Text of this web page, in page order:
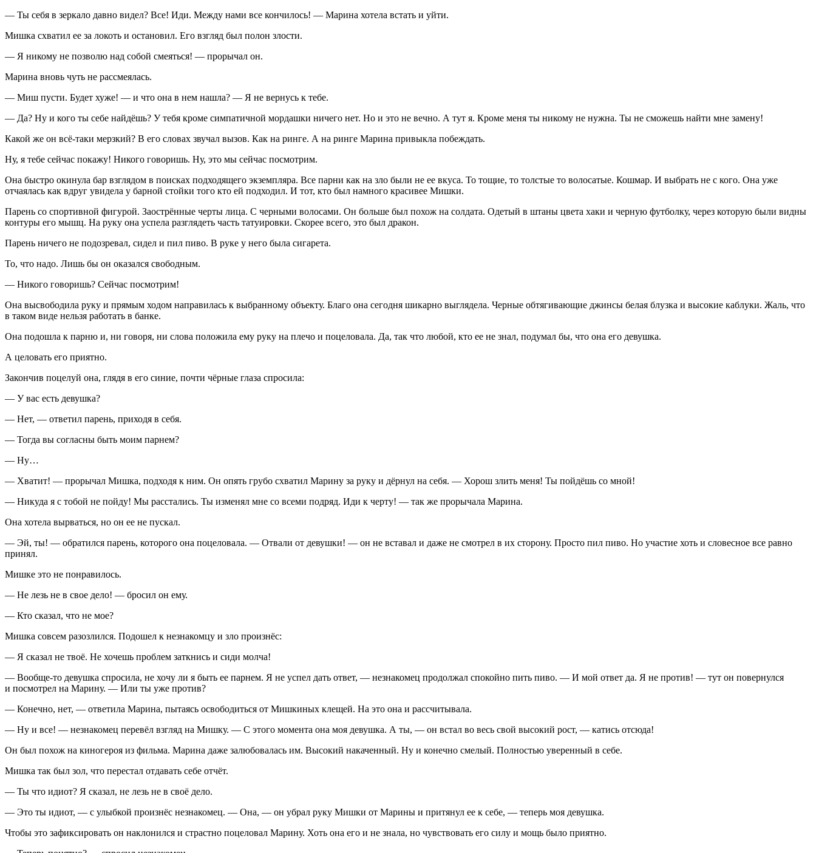
— Ты себя в зеркало давно видел? Все! Иди. Между нами все кончилось! — Марина хотела встать и уйти.
Мишка схватил ее за локоть и остановил. Его взгляд был полон злости.
— Я никому не позволю над собой смеяться! — прорычал он.
Марина вновь чуть не рассмеялась.
— Миш пусти. Будет хуже! — и что она в нем нашла? — Я не вернусь к тебе.
— Да? Ну и кого ты себе найдёшь? У тебя кроме симпатичной мордашки ничего нет. Но и это не вечно. А тут я. Кроме меня ты никому не нужна. Ты не сможешь найти мне замену!
Какой же он всё-таки мерзкий? В его словах звучал вызов. Как на ринге. А на ринге Марина привыкла побеждать.
Ну, я тебе сейчас покажу! Никого говоришь. Ну, это мы сейчас посмотрим.
Она быстро окинула бар взглядом в поисках подходящего экземпляра. Все парни как на зло были не ее вкуса. То тощие, то толстые то волосатые. Кошмар. И выбрать не с кого. Она уже
отчаялась как вдруг увидела у барной стойки того кто ей подходил. И тот, кто был намного красивее Мишки.
Парень со спортивной фигурой. Заострённые черты лица. С черными волосами. Он больше был похож на солдата. Одетый в штаны цвета хаки и черную футболку, через которую были видны
контуры его мышц. На руку она успела разглядеть часть татуировки. Скорее всего, это был дракон.
Парень ничего не подозревал, сидел и пил пиво. В руке у него была сигарета.
То, что надо. Лишь бы он оказался свободным.
— Никого говоришь? Сейчас посмотрим!
Она высвободила руку и прямым ходом направилась к выбранному объекту. Благо она сегодня шикарно выглядела. Черные обтягивающие джинсы белая блузка и высокие каблуки. Жаль, что
в таком виде нельзя работать в банке.
Она подошла к парню и, ни говоря, ни слова положила ему руку на плечо и поцеловала. Да, так что любой, кто ее не знал, подумал бы, что она его девушка.
А целовать его приятно.
Закончив поцелуй она, глядя в его синие, почти чёрные глаза спросила:
— У вас есть девушка?
— Нет, — ответил парень, приходя в себя.
— Тогда вы согласны быть моим парнем?
— Ну…
— Хватит! — прорычал Мишка, подходя к ним. Он опять грубо схватил Марину за руку и дёрнул на себя. — Хорош злить меня! Ты пойдёшь со мной!
— Никуда я с тобой не пойду! Мы расстались. Ты изменял мне со всеми подряд. Иди к черту! — так же прорычала Марина.
Она хотела вырваться, но он ее не пускал.
— Эй, ты! — обратился парень, которого она поцеловала. — Отвали от девушки! — он не вставал и даже не смотрел в их сторону. Просто пил пиво. Но участие хоть и словесное все равно
принял.
Мишке это не понравилось.
— Не лезь не в свое дело! — бросил он ему.
— Кто сказал, что не мое?
Мишка совсем разозлился. Подошел к незнакомцу и зло произнёс:
— Я сказал не твоё. Не хочешь проблем заткнись и сиди молча!
— Вообще-то девушка спросила, не хочу ли я быть ее парнем. Я не успел дать ответ, — незнакомец продолжал спокойно пить пиво. — И мой ответ да. Я не против! — тут он повернулся
и посмотрел на Марину. — Или ты уже против?
— Конечно, нет, — ответила Марина, пытаясь освободиться от Мишкиных клещей. На это она и рассчитывала.
— Ну и все! — незнакомец перевёл взгляд на Мишку. — С этого момента она моя девушка. А ты, — он встал во весь свой высокий рост, — катись отсюда!
Он был похож на киногероя из фильма. Марина даже залюбовалась им. Высокий накаченный. Ну и конечно смелый. Полностью уверенный в себе.
Мишка так был зол, что перестал отдавать себе отчёт.
— Ты что идиот? Я сказал, не лезь не в своё дело.
— Это ты идиот, — с улыбкой произнёс незнакомец. — Она, — он убрал руку Мишки от Марины и притянул ее к себе, — теперь моя девушка.
Чтобы это зафиксировать он наклонился и страстно поцеловал Марину. Хоть она его и не знала, но чувствовать его силу и мощь было приятно.